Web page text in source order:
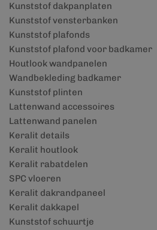
Kunststof dakpanplaten
Kunststof vensterbanken
Kunststof plafonds
Kunststof plafond voor badkamer
Houtlook wandpanelen
Wandbekleding badkamer
Kunststof plinten
Lattenwand accessoires
Lattenwand panelen
Keralit details
Keralit houtlook
Keralit rabatdelen
SPC vloeren
Keralit dakrandpaneel
Keralit dakkapel
Kunststof schuurtje